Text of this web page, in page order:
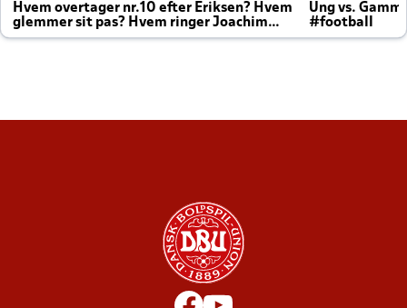
Hvem overtager nr.10 efter Eriksen? Hvem
glemmer sit pas? Hvem ringer Joachim
altid til efter kampe?
Ung vs.
#football